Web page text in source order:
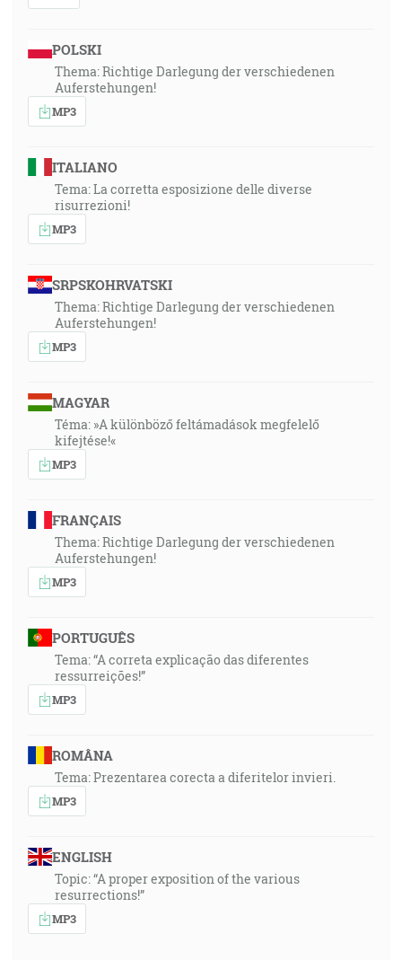
POLSKI
Thema: Richtige Darlegung der verschiedenen
Auferstehungen!
MP3
ITALIANO
Tema: La corretta esposizione delle diverse
risurrezioni!
MP3
SRPSKOHRVATSKI
Thema: Richtige Darlegung der verschiedenen
Auferstehungen!
MP3
MAGYAR
Téma: »A különböző feltámadások megfelelő
kifejtése!«
MP3
FRANÇAIS
Thema: Richtige Darlegung der verschiedenen
Auferstehungen!
MP3
PORTUGUÊS
Tema: “A correta explicação das diferentes
ressurreições!”
MP3
ROMÂNA
Tema: Prezentarea corecta a diferitelor invieri.
MP3
ENGLISH
Topic: “A proper exposition of the various
resurrections!”
MP3